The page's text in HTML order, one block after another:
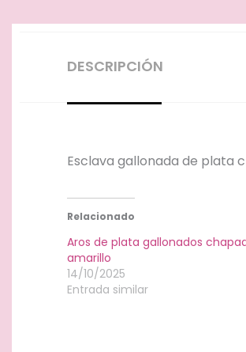
DESCRIPCIÓN
Esclava gallonada de plata
Relacionado
Aros de plata gallonados
amarillo
14/10/2025
Entrada similar